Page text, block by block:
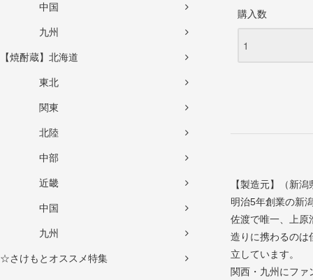
中国
九州
【焼酎蔵】北海道
東北
関東
北陸
中部
近畿
中国
九州
☆さけもとオススメ特集
購入数
【製造元】（新
明治5年創業の新
佐渡で唯一、上原
造りに携わるのは
立しています。
関西・九州にファ